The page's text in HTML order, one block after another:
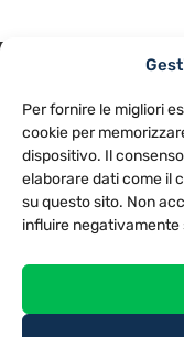
Per fornire le migliori
cookie per
dispositivo. Il
elaborare dati come il
su questo sito. Non
influire
NOTE LEGALI
Via
Tel.